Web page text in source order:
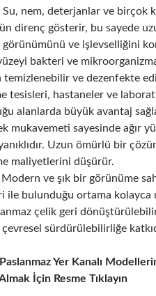
Su, nem, deterjanlar ve birçok
direnç gösterir, bu sayede
ve işlevselliğini
bakteri ve
temizlenebilir ve dezenfekte
tesisleri, hastaneler ve
alanlarda büyük avantaj
mukavemeti sayesinde ağır
Uzun ömürlü bir
maliyetlerini düşürür.
Modern ve şık bir görünüme
ile bulunduğu ortama kolayca
çelik geri
sürdürülebilirliğe
Yer Kanalı
İçin Resme Tıklayın